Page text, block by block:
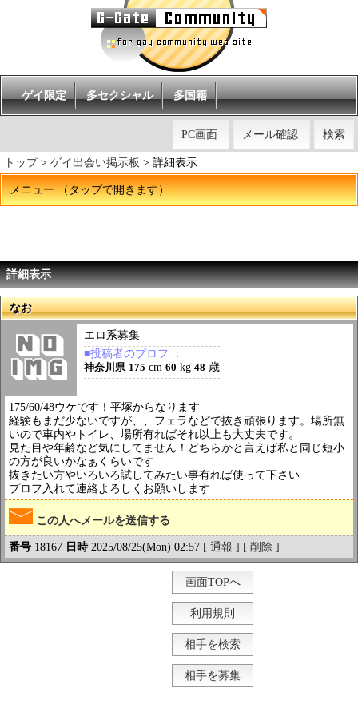
ゲイ限定 多セクシャル 多国籍
PC画面 メール確認 検索
トップ > ゲイ出会い掲示板 > 詳細表示
メニュー （タップで開きます）
詳細表示
なお
エロ系募集
■投稿者のプロフ ：
神奈川県 175 cm 60 kg 48 歳
175/60/48ウケです！平塚からなります
経験もまだ少ないですが、、フェラなどで抜き頑張ります。場所無
いので車内やトイレ、場所有ればそれ以上も大丈夫です。
見た目や年齢など気にしてません！どちらかと言えば私と同じ短小
の方が良いかなぁくらいです
抜きたい方やいろいろ試してみたい事有れば使って下さい
プロフ入れて連絡よろしくお願いします
この人へメールを送信する
番号 18167 日時2025/08/25(Mon) 02:57 [ 通報 ] [ 削除 ]
画面TOPへ
利用規則
相手を検索
相手を募集